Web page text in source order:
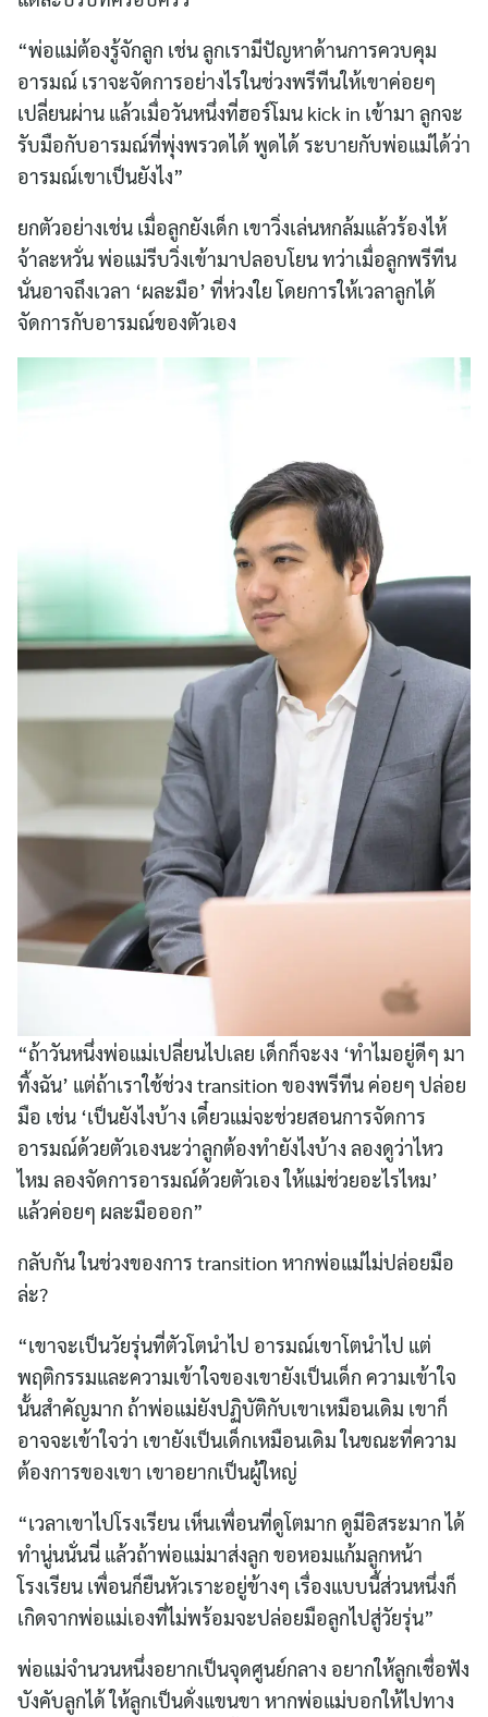
Search
“พ่อแม่ต้องรู้จักลูก เช่น ลูกเรามีปัญหาด้านการควบคุม
อารมณ์ เราจะจัดการอย่างไรในช่วงพรีทีนให้เขาค่อยๆ
เปลี่ยนผ่าน แล้วเมื่อวันหนึ่งที่ฮอร์โมน kick in เข้ามา ลูกจะ
รับมือกับอารมณ์ที่พุ่งพรวดได้ พูดได้ ระบายกับพ่อแม่ได้ว่า
อารมณ์เขาเป็นยังไง”
ยกตัวอย่างเช่น เมื่อลูกยังเด็ก เขาวิ่งเล่นหกล้มแล้วร้องไห้
จ้าละหวั่น พ่อแม่รีบวิ่งเข้ามาปลอบโยน ทว่าเมื่อลูกพรีทีน
นั่นอาจถึงเวลา ‘ผละมือ’ ที่ห่วงใย โดยการให้เวลาลูกได้
จัดการกับอารมณ์ของตัวเอง
“ถ้าวันหนึ่งพ่อแม่เปลี่ยนไปเลย เด็กก็จะงง ‘ทำไมอยู่ดีๆ มา
ทิ้งฉัน’ แต่ถ้าเราใช้ช่วง transition ของพรีทีน ค่อยๆ ปล่อย
มือ เช่น ‘เป็นยังไงบ้าง เดี๋ยวแม่จะช่วยสอนการจัดการ
อารมณ์ด้วยตัวเองนะว่าลูกต้องทำยังไงบ้าง ลองดูว่าไหว
ไหม ลองจัดการอารมณ์ด้วยตัวเอง ให้แม่ช่วยอะไรไหม’
แล้วค่อยๆ ผละมือออก”
กลับกัน ในช่วงของการ transition หากพ่อแม่ไม่ปล่อยมือ
ล่ะ?
“เขาจะเป็นวัยรุ่นที่ตัวโตนำไป อารมณ์เขาโตนำไป แต่
พฤติกรรมและความเข้าใจของเขายังเป็นเด็ก ความเข้าใจ
นั้นสำคัญมาก ถ้าพ่อแม่ยังปฏิบัติกับเขาเหมือนเดิม เขาก็
อาจจะเข้าใจว่า เขายังเป็นเด็กเหมือนเดิม ในขณะที่ความ
ต้องการของเขา เขาอยากเป็นผู้ใหญ่
“เวลาเขาไปโรงเรียน เห็นเพื่อนที่ดูโตมาก ดูมีอิสระมาก ได้
ทำนู่นนั่นนี่ แล้วถ้าพ่อแม่มาส่งลูก ขอหอมแก้มลูกหน้า
โรงเรียน เพื่อนก็ยืนหัวเราะอยู่ข้างๆ เรื่องแบบนี้ส่วนหนึ่งก็
เกิดจากพ่อแม่เองที่ไม่พร้อมจะปล่อยมือลูกไปสู่วัยรุ่น”
พ่อแม่จำนวนหนึ่งอยากเป็นจุดศูนย์กลาง อยากให้ลูกเชื่อฟัง
บังคับลูกได้ ให้ลูกเป็นดั่งแขนขา หากพ่อแม่บอกให้ไปทาง